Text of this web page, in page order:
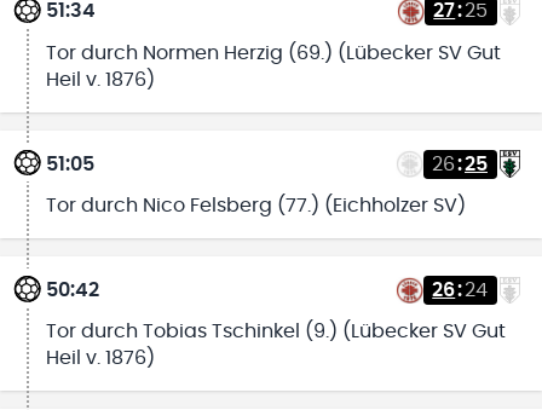
51:34 27:25
Tor durch Normen Herzig (69.) (Lübecker SV Gut
Heil v. 1876)
51:05 26:25
Tor durch Nico Felsberg (77.) (Eichholzer SV)
50:42 26:24
Tor durch Tobias Tschinkel (9.) (Lübecker SV Gut
Heil v. 1876)